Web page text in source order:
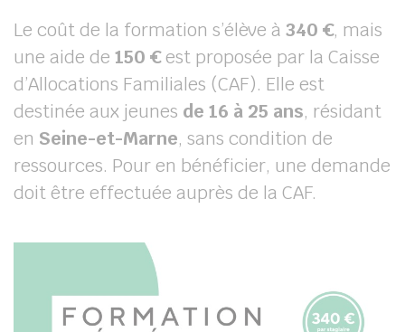
Le coût de la formation s’élève à 340 €, mais
une aide de 150 €est proposée par la Caisse
d’Allocations Familiales (CAF). Elle est
destinée aux jeunes de 16 à 25 ans, résidant
en Seine-et-Marne, sans condition de
ressources. Pour en bénéficier, une demande
doit être effectuée auprès de la CAF.